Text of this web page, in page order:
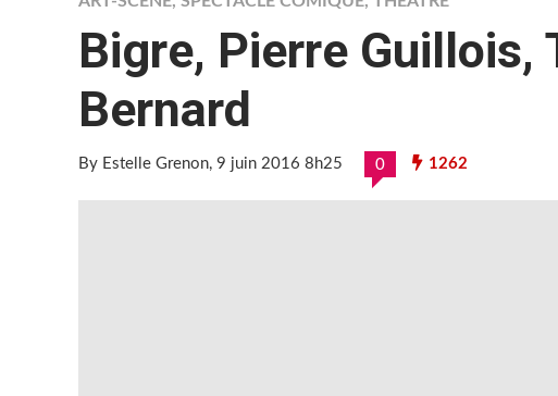
Bigre, Pierre Guillois,
Bernard
By Estelle Grenon, 9 juin 2016 8h25 0 1262